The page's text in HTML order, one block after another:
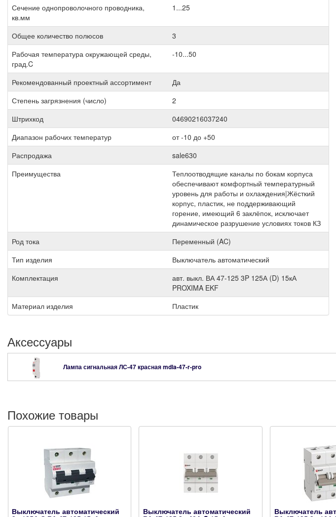
Сечение однопроволочного проводника,
кв.мм
1...25
Общее количество полюсов
3
Рабочая температура окружающей среды,
град.C
-10...50
Рекомендованный проектный ассортимент
Да
Степень загрязнения (число)
2
Штрихкод
04690216037240
Диапазон рабочих температур
от -10 до +50
Распродажа
sale630
Преимущества
Теплоотводящие каналы по бокам корпуса
обеспечивают комфортный температурный
уровень для работы и охлаждения|Жёсткий
корпус, пластик, не поддерживающий
горение, имеющий 6 заклёпок, исключает
динамическое разрушение условиях токов КЗ
Род тока
Переменный (AC)
Тип изделия
Выключатель автоматический
Комплектация
авт. выкл. ВА 47-125 3P 125А (D) 15кА
PROXIMA EKF
Материал изделия
Пластик
Аксессуары
Лампа сигнальная ЛС-47 краснаяmdla-47-r-pro
Похожие товары
Выключатель автоматический Выключатель автоматический Выключатель